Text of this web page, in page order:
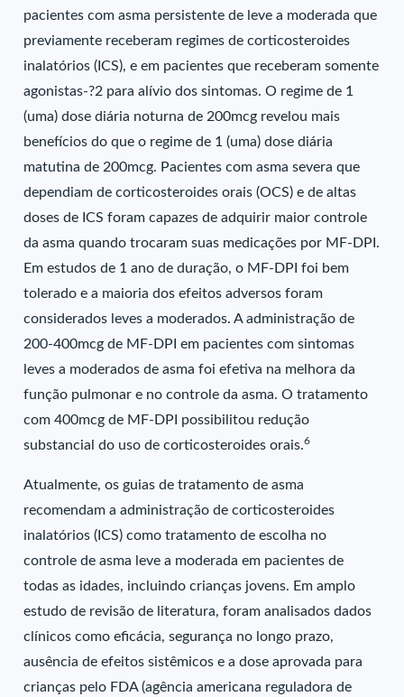
pacientes com asma persistente de leve a moderada que
previamente receberam regimes de corticosteroides
inalatórios (ICS), e em pacientes que receberam somente
agonistas-?2 para alívio dos sintomas. O regime de 1
(uma) dose diária noturna de 200mcg revelou mais
benefícios do que o regime de 1 (uma) dose diária
matutina de 200mcg. Pacientes com asma severa que
dependiam de corticosteroides orais (OCS) e de altas
doses de ICS foram capazes de adquirir maior controle
da asma quando trocaram suas medicações por MF-DPI.
Em estudos de 1 ano de duração, o MF-DPI foi bem
tolerado e a maioria dos efeitos adversos foram
considerados leves a moderados. A administração de
200-400mcg de MF-DPI em pacientes com sintomas
leves a moderados de asma foi efetiva na melhora da
função pulmonar e no controle da asma. O tratamento
com 400mcg de MF-DPI possibilitou redução
substancial do uso de corticosteroides orais.6
Atualmente, os guias de tratamento de asma
recomendam a administração de corticosteroides
inalatórios (ICS) como tratamento de escolha no
controle de asma leve a moderada em pacientes de
todas as idades, incluindo crianças jovens. Em amplo
estudo de revisão de literatura, foram analisados dados
clínicos como eficácia, segurança no longo prazo,
ausência de efeitos sistêmicos e a dose aprovada para
crianças pelo FDA (agência americana reguladora de